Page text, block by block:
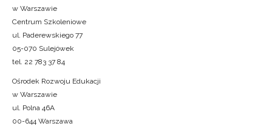
w Warszawie
Centrum Szkoleniowe
ul. Paderewskiego 77
05-070 Sulejówek
tel. 22 783 37 84
Ośrodek Rozwoju Edukacji
w Warszawie
ul. Polna 46A
00-644 Warszawa